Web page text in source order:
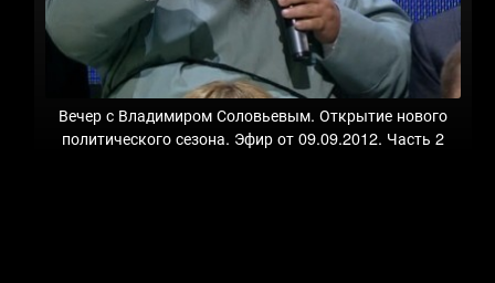
Вечер с Владимиром Соловьевым. Открытие нового
политического сезона. Эфир от 09.09.2012. Часть 2